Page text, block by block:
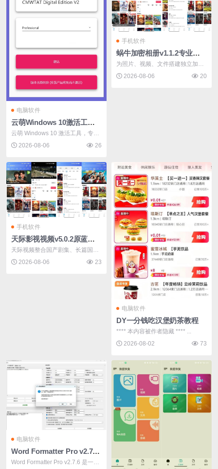
电脑软件
云萌Windows 10激活工具v3.0.1支持所有版本
云萌 Windows 10 激活工具，专门
用于数字...
2026-08-06 26
手机软件
蜗牛加密相册v1.1.2专业隐私保护解锁高级版
为照片、视频、文件搭建独立加密
存储空间...
2026-08-06 20
手机软件
天际影视视频v5.0.2原蓝图影视去广告版
天际视频整合国产剧集、长篇国
漫、院线电...
2026-08-06 23
电脑软件
DY一分钱吃汉堡奶茶教程
2026-08-02
73
电脑软件
Word Formatter Pro v2.7.6绝密爆款神器！全网稀缺资源
Word Formatter Pro v2.7.6 是一款